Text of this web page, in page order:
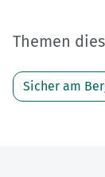
Themen
Sicher am